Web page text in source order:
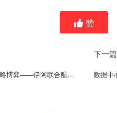
赞
霍尔木兹海峡的“技术性突围”与战略博弈——伊阿联合航道协议的地缘逻辑与局限
下一篇